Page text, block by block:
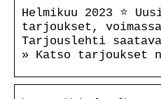
Helmikuu 2023 ⭐
tarjoukset,
Tarjouslehti
» Katso tarjoukset